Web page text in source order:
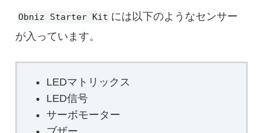
Obniz Starter Kit には以下のようなセンサー
が入っています。
LEDマトリックス
LED信号
サーボモーター